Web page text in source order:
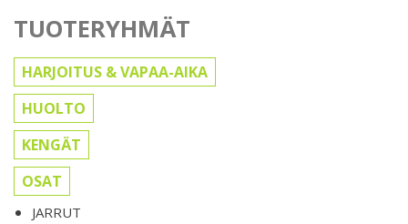
TUOTERYHMÄT
HARJOITUS & VAPAA-AIKA
HUOLTO
KENGÄT
OSAT
JARRUT